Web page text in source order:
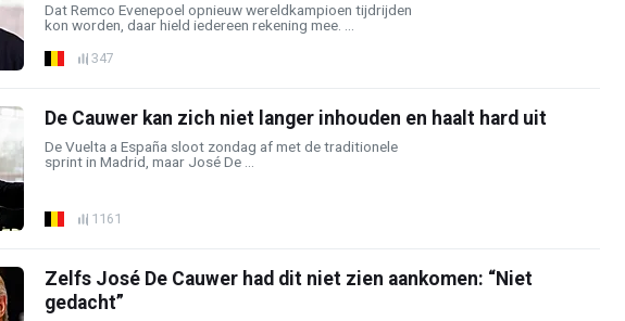
Dat Remco Evenepoel opnieuw wereldkampioen tijdrijden
kon worden, daar hield iedereen rekening mee. ...
347
De Cauwer kan zich niet langer inhouden en haalt hard uit
De Vuelta a España sloot zondag af met de traditionele
sprint in Madrid, maar José De ...
1161
Zelfs José De Cauwer had dit niet zien aankomen: “Niet
gedacht”